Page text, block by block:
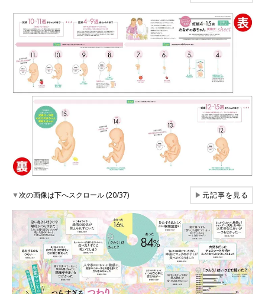
▼次の画像は下へスクロール (20/37) ▶元記事を見る